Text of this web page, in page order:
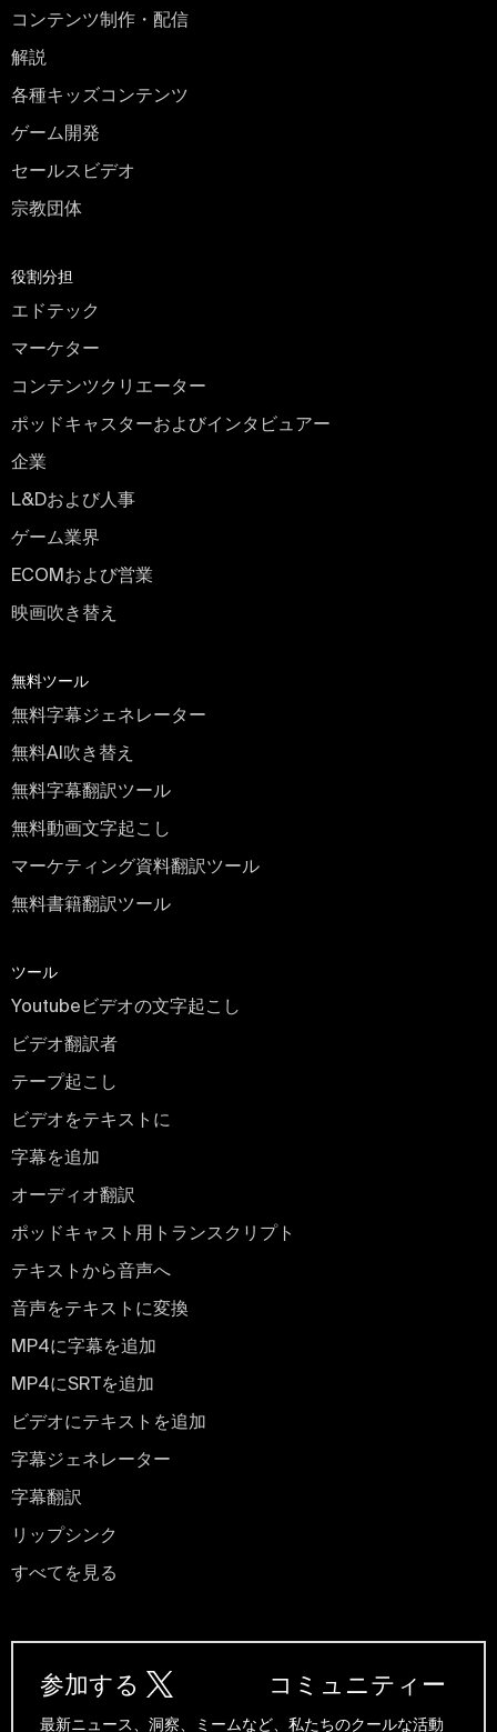
コンテンツ制作・配信
解説
各種キッズコンテンツ
ゲーム開発
セールスビデオ
宗教団体
役割分担
エドテック
マーケター
コンテンツクリエーター
ポッドキャスターおよびインタビュアー
企業
L&Dおよび人事
ゲーム業界
ECOMおよび営業
映画吹き替え
無料ツール
無料字幕ジェネレーター
無料AI吹き替え
無料字幕翻訳ツール
無料動画文字起こし
マーケティング資料翻訳ツール
無料書籍翻訳ツール
ツール
Youtubeビデオの文字起こし
ビデオ翻訳者
テープ起こし
ビデオをテキストに
字幕を追加
オーディオ翻訳
ポッドキャスト用トランスクリプト
テキストから音声へ
音声をテキストに変換
MP4に字幕を追加
MP4にSRTを追加
ビデオにテキストを追加
字幕ジェネレーター
字幕翻訳
リップシンク
すべてを見る
参加する コミュニティー
最新ニュース、洞察、ミームなど、私たちのクールな活動